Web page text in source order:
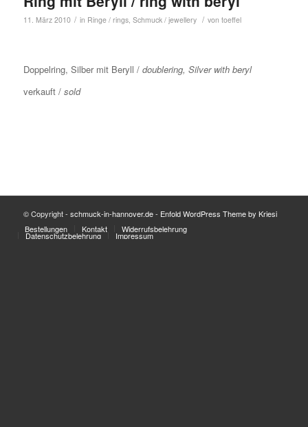
11. März 2010 / in Ringe / rings, Schmuck / jewellery / von toeffel
Doppelring, Silber mit Beryll /doublering, Silver with beryl
verkauft / sold
© Copyright - schmuck-in-hannover.de- Enfold WordPress Theme by Kriesi
Bestellungen
Kontakt Widerrufsbelehrung
Datenschutzbelehrung Impressum